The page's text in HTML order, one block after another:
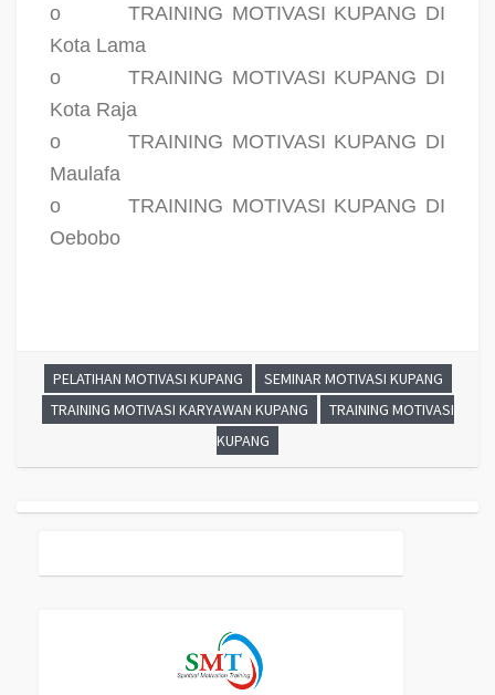
o
TRAINING MOTIVASI KUPANG DI
Kota Lama
o
TRAINING MOTIVASI KUPANG DI
Kota Raja
o
TRAINING MOTIVASI KUPANG DI
Maulafa
o
TRAINING MOTIVASI KUPANG DI
Oebobo
PELATIHAN MOTIVASI KUPANG
SEMINAR MOTIVASI KUPANG
TRAINING MOTIVASI KARYAWAN KUPANG
TRAINING MOTIVASI
KUPANG